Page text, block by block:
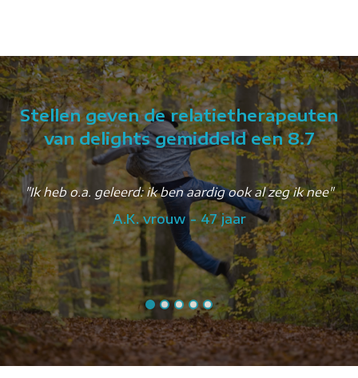
Stellen geven de relatietherapeuten
van delights gemiddeld een 8.7
"Ik heb o.a. geleerd: ik ben aardig ook al zeg ik nee"
A.K. vrouw - 47 jaar